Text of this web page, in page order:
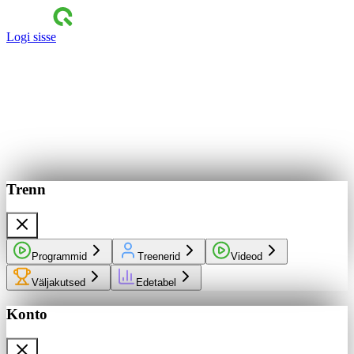
Logi sisse
Trenn
Programmid Treenerid Videod
Väljakutsed Edetabel
Konto